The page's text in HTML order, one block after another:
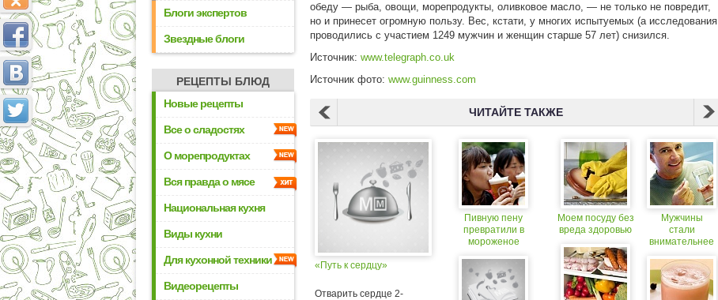
Блоги экспертов
Звездные блоги
РЕЦЕПТЫ БЛЮД
Новые рецепты
Все о сладостях
О морепродуктах
Вся правда о мясе
Национальная кухня
Виды кухни
Для кухонной техники
Видеорецепты
обеду — рыба, овощи, морепродукты, оливковое масло, — не только не повредит,
но и принесет огромную пользу. Вес, кстати, у многих испытуемых (а исследования
проводились с участием 1249 мужчин и женщин старше 57 лет) снизился.
Источник: www.telegraph.co.uk
Источник фото: www.guinness.com
ЧИТАЙТЕ ТАКЖЕ
«Путь к сердцу»
Отварить сердце 2-
Пивную пену
превратили в
мороженое
Моем посуду без
вреда здоровью
Мужчины
стали
внимательнее
своему
здоровью